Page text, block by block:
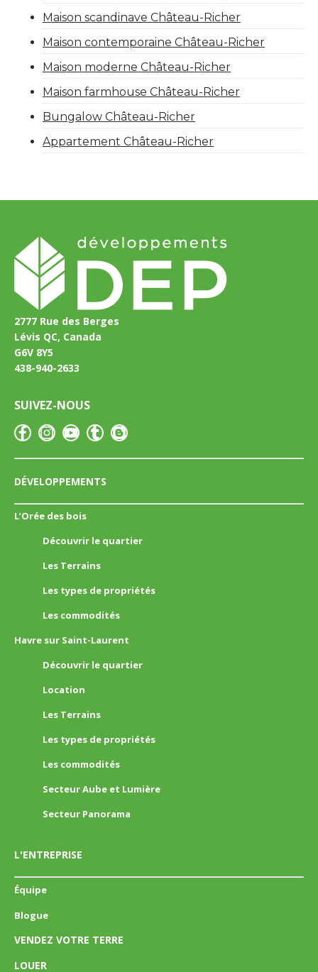
Maison scandinave Château-Richer
Maison contemporaine Château-Richer
Maison moderne Château-Richer
Maison farmhouse Château-Richer
Bungalow Château-Richer
Appartement Château-Richer
2777 Rue des Berges
Lévis QC, Canada
G6V 8Y5
438-940-2633
SUIVEZ-NOUS
DÉVELOPPEMENTS
L’Orée des bois
Découvrir le quartier
Les Terrains
Les types de propriétés
Les commodités
Havre sur Saint-Laurent
Découvrir le quartier
Location
Les Terrains
Les types de propriétés
Les commodités
Secteur Aube et Lumière
Secteur Panorama
L'ENTREPRISE
Équipe
Blogue
VENDEZ VOTRE TERRE
LOUER